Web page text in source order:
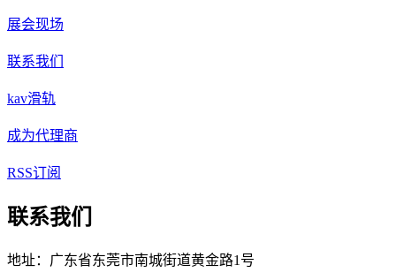
展会现场
联系我们
kav滑轨
成为代理商
RSS订阅
联系我们
地址：广东省东莞市南城街道黄金路1号